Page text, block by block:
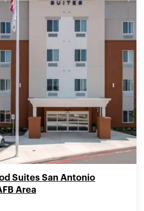
Suites San Antonio
Area